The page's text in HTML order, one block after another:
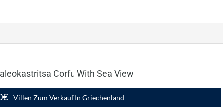
Corfu With Sea View
- Villen Zum Verkauf In Griechenland